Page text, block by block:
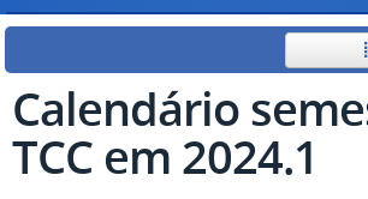
Calendário
TCC em 2024.1